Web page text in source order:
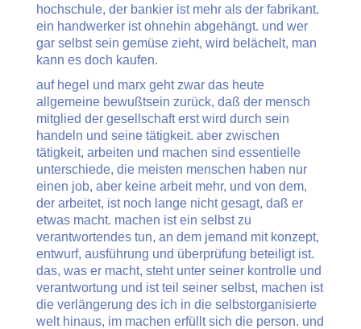
hochschule, der bankier ist mehr als der fabrikant.
ein handwerker ist ohnehin abgehängt. und wer
gar selbst sein gemüse zieht, wird belächelt, man
kann es doch kaufen.
auf hegel und marx geht zwar das heute
allgemeine bewußtsein zurück, daß der mensch
mitglied der gesellschaft erst wird durch sein
handeln und seine tätigkeit. aber zwischen
tätigkeit, arbeiten und machen sind essentielle
unterschiede, die meisten menschen haben nur
einen job, aber keine arbeit mehr, und von dem,
der arbeitet, ist noch lange nicht gesagt, daß er
etwas macht. machen ist ein selbst zu
verantwortendes tun, an dem jemand mit konzept,
entwurf, ausführung und überprüfung beteiligt ist.
das, was er macht, steht unter seiner kontrolle und
verantwortung und ist teil seiner selbst, machen ist
die verlängerung des ich in die selbstorganisierte
welt hinaus, im machen erfüllt sich die person. und